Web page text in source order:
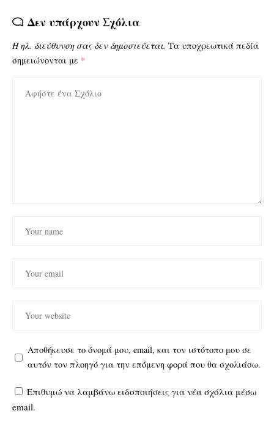
Δεν υπάρχουν Σχόλια
Η ηλ. διεύθυνση σας δεν δημοσιεύεται. Τα υποχρεωτικά πεδία
σημειώνονται με *
Αποθήκευσε το όνομά μου, email, και τον ιστότοπο μου σε
αυτόν τον πλοηγό για την επόμενη φορά που θα σχολιάσω.
Επιθυμώ να λαμβάνω ειδοποιήσεις για νέα σχόλια μέσω
email.